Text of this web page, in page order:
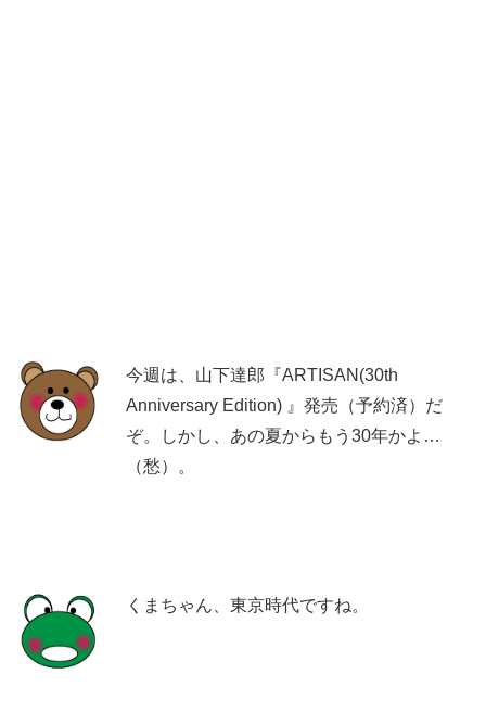
今週は、山下達郎『ARTISAN(30th
Anniversary Edition) 』発売（予約済）だ
ぞ。しかし、あの夏からもう30年かよ…
（愁）。
くまちゃん、東京時代ですね。